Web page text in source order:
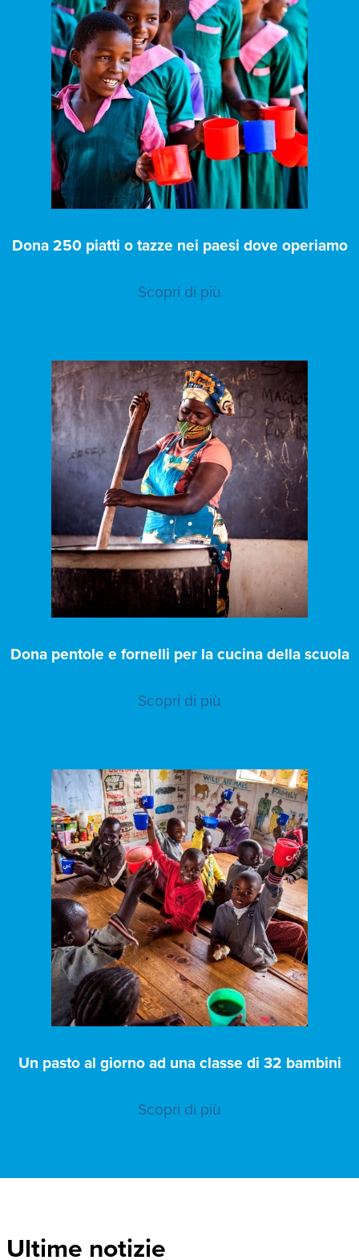
Dona 250 piatti o tazze nei paesi dove operiamo
Scopri di più
Dona pentole e fornelli per la cucina della scuola
Scopri di più
Un pasto al giorno ad una classe di 32 bambini
Scopri di più
Ultime notizie